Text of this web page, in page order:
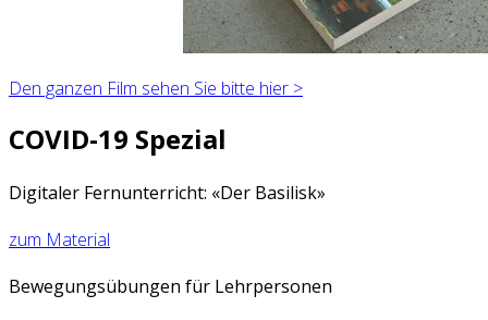
Den ganzen Film sehen Sie bitte hier >
COVID-19 Spezial
Digitaler Fernunterricht: «Der Basilisk»
zum Material
Bewegungsübungen für Lehrpersonen